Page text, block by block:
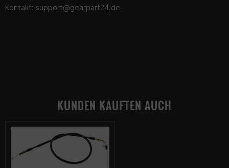
Kontakt: support@gearpart24.de
KUNDEN KAUFTEN AUCH